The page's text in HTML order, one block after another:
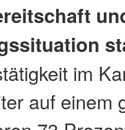
im
auf einem